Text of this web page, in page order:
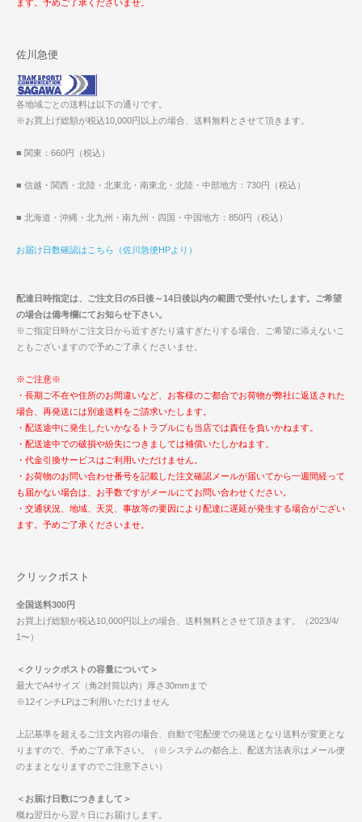
ます。予めご了承くださいませ。
佐川急便
各地域ごとの送料は以下の通りです。
※お買上げ総額が税込10,000円以上の場合、送料無料とさせて頂きます。
■ 関東：660円（税込）
■ 信越・関西・北陸・北東北・南東北・北陸・中部地方：730円（税込）
■ 北海道・沖縄・北九州・南九州・四国・中国地方：850円（税込）
お届け日数確認はこちら（佐川急便HPより）
配達日時指定は、ご注文日の5日後～14日後以内の範囲で受付いたします。ご希望
の場合は備考欄にてお知らせ下さい。
※ご指定日時がご注文日から近すぎたり遠すぎたりする場合、ご希望に添えないこ
ともございますので予めご了承くださいませ。
※ご注意※
・長期ご不在や住所のお間違いなど、お客様のご都合でお荷物が弊社に返送された
場合、再発送には別途送料をご請求いたします。
・配送途中に発生したいかなるトラブルにも当店では責任を負いかねます。
・配送途中での破損や紛失につきましては補償いたしかねます。
・代金引換サービスはご利用いただけません。
・お荷物のお問い合わせ番号を記載した注文確認メールが届いてから一週間経って
も届かない場合は、お手数ですがメールにてお問い合わせください。
・交通状況、地域、天災、事故等の要因により配達に遅延が発生する場合がござい
ます。予めご了承くださいませ。
クリックポスト
全国送料300円
お買上げ総額が税込10,000円以上の場合、送料無料とさせて頂きます。（2023/4/
1〜）
＜クリックポストの容量について＞
最大でA4サイズ（角2封筒以内）厚さ30mmまで
※12インチLPはご利用いただけません
上記基準を超えるご注文内容の場合、自動で宅配便での発送となり送料が変更とな
りますので、予めご了承下さい。（※システムの都合上、配送方法表示はメール便
のままとなりますのでご注意下さい）
＜お届け日数につきまして＞
概ね翌日から翌々日にお届けします。